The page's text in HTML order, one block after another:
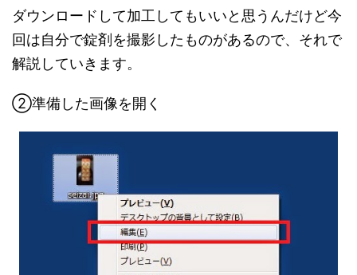
ダウンロードして加工してもいいと思うんだけど今
回は自分で錠剤を撮影したものがあるので、それで
解説していきます。
②準備した画像を開く